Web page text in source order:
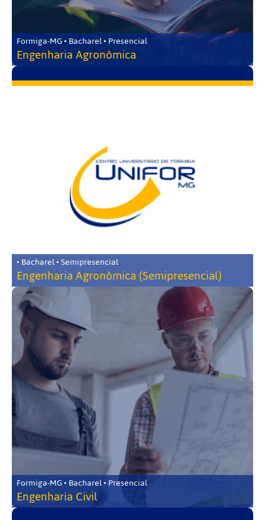
Formiga-MG • Bacharel • Presencial
Engenharia Agronômica
• Bacharel • Semipresencial
Engenharia Agronômica (Semipresencial)
Formiga-MG • Bacharel • Presencial
Engenharia Civil